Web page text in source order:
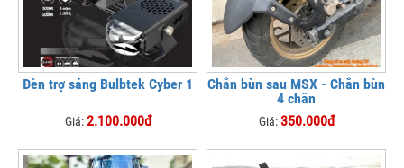
Đèn trợ sáng Bulbtek Cyber 1
Giá:2.100.000đ
Chắn bùn sau MSX - Chắn bùn
4 chân
Giá:350.000đ